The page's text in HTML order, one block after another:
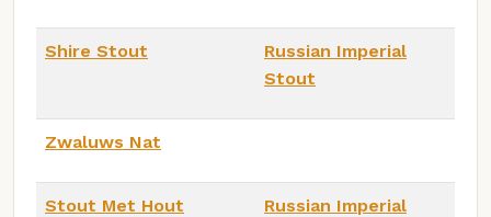
Shire Stout
Russian Imperial
Stout
Zwaluws Nat
Stout Met Hout
Russian Imperial